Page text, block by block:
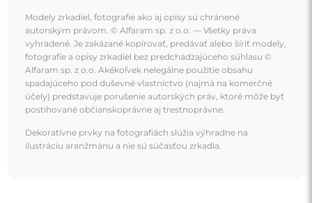
Modely zrkadiel, fotografie ako aj opisy sú chránené
autorským právom. © Alfaram sp. z o.o. — Všetky práva
vyhradené. Je zakázané kopírovať, predávať alebo šíriť modely,
fotografie a opisy zrkadiel bez predchádzajúceho súhlasu ©
Alfaram sp. z o.o. Akékoľvek nelegálne použitie obsahu
spadajúceho pod duševné vlastníctvo (najmä na komerčné
účely) predstavuje porušenie autorských práv, ktoré môže byť
postihované občianskoprávne aj trestnoprávne.
Dekoratívne prvky na fotografiách slúžia výhradne na
ilustráciu aranžmánu a nie sú súčasťou zrkadla.